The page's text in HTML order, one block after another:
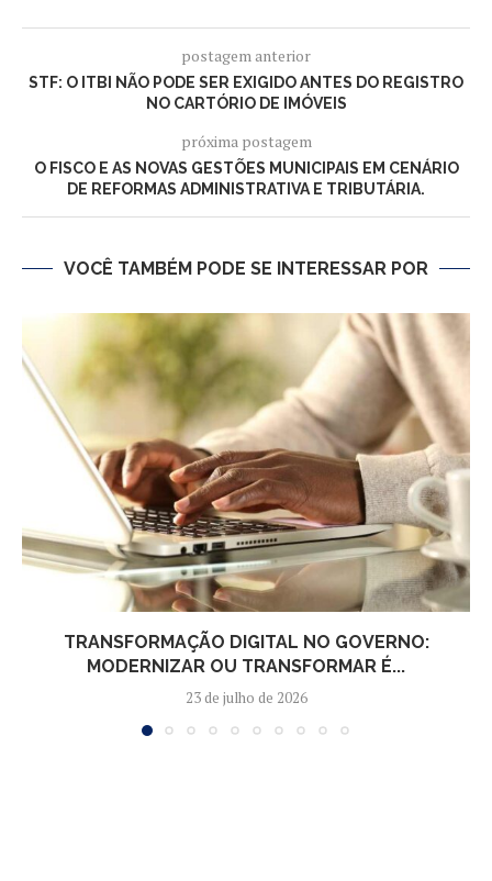
postagem anterior
STF: O ITBI NÃO PODE SER EXIGIDO ANTES DO REGISTRO
NO CARTÓRIO DE IMÓVEIS
próxima postagem
O FISCO E AS NOVAS GESTÕES MUNICIPAIS EM CENÁRIO
DE REFORMAS ADMINISTRATIVA E TRIBUTÁRIA.
VOCÊ TAMBÉM PODE SE INTERESSAR POR
TRANSFORMAÇÃO DIGITAL NO GOVERNO:
MODERNIZAR OU TRANSFORMAR É...
23 de julho de 2026